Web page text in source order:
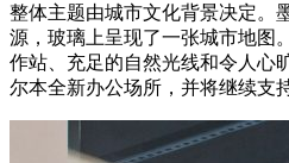
整体主题由城市文化背景决定。
源，玻璃上呈现了一张城市地图
作站、充足的自然光线和令人心
尔本全新办公场所，并将继续支